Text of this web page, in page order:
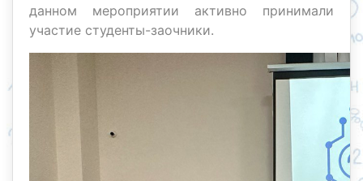
данном мероприятии активно принимали
участие студенты-заочники.